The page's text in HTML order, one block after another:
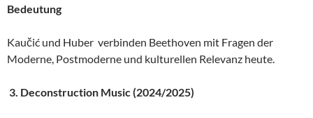
Bedeutung
Kaučić und Huber verbinden Beethoven mit Fragen der
Moderne, Postmoderne und kulturellen Relevanz heute.
3. Deconstruction Music (2024/2025)